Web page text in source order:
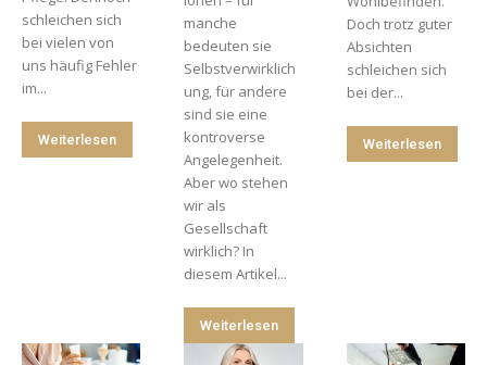
schleichen sich
bei vielen von
uns häufig Fehler
im...
Weiterlesen
manche
bedeuten sie
Selbstverwirklich
ung, für andere
sind sie eine
kontroverse
Angelegenheit.
Aber wo stehen
wir als
Gesellschaft
wirklich? In
diesem Artikel...
Weiterlesen
Doch trotz guter
Absichten
schleichen sich
bei der...
Weiterlesen